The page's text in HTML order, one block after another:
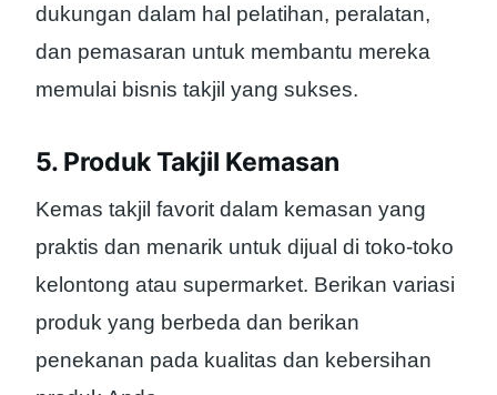
dukungan dalam hal pelatihan, peralatan,
dan pemasaran untuk membantu mereka
memulai bisnis takjil yang sukses.
5. Produk Takjil Kemasan
Kemas takjil favorit dalam kemasan yang
praktis dan menarik untuk dijual di toko-toko
kelontong atau supermarket. Berikan variasi
produk yang berbeda dan berikan
penekanan pada kualitas dan kebersihan